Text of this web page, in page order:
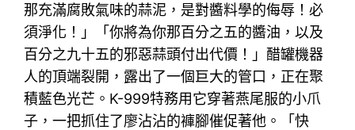
那充滿腐敗氣味的蒜泥，是對醬料學的侮辱！必
須淨化！」「你將為你那百分之五的醬油，以及
百分之九十五的邪惡蒜頭付出代價！」醋罐機器
人的頂端裂開，露出了一個巨大的管口，正在聚
積藍色光芒。K-999特務用它穿著燕尾服的小爪
子，一把抓住了廖沾沾的褲腳催促著他。「快